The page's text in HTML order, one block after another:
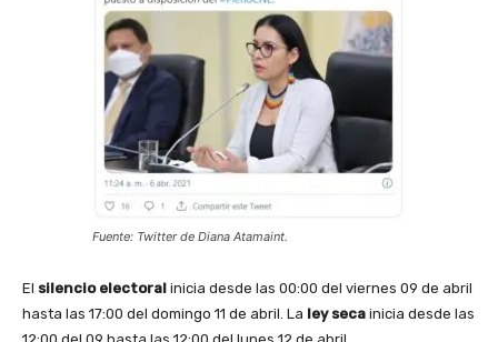
Fuente: Twitter de Diana Atamaint.
El silencio electoral inicia desde las 00:00 del viernes 09 de abril
hasta las 17:00 del domingo 11 de abril. La ley seca inicia desde las